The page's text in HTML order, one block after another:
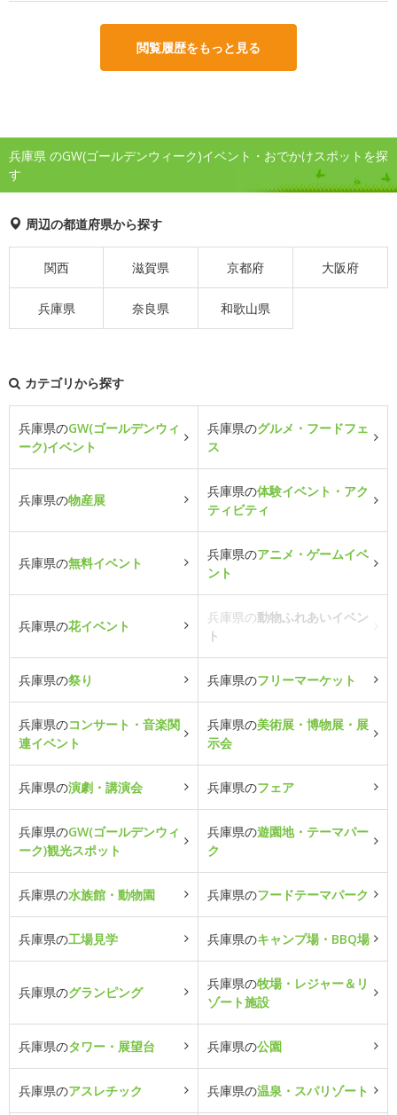
閲覧履歴をもっと見る
兵庫県 のGW(ゴールデンウィーク)イベント・おでかけスポットを探
す
周辺の都道府県から探す
関西 滋賀県 京都府 大阪府
兵庫県 奈良県 和歌山県
カテゴリから探す
兵庫県のGW(ゴールデンウィ
ーク)イベント
兵庫県のグルメ・フードフェ
ス
兵庫県の物産展
兵庫県の体験イベント・アク
ティビティ
兵庫県の無料イベント
兵庫県のアニメ・ゲームイベ
ント
兵庫県の花イベント
兵庫県の動物ふれあいイベン
ト
兵庫県の祭り 兵庫県のフリーマーケット
兵庫県のコンサート・音楽関
連イベント
兵庫県の美術展・博物展・展
示会
兵庫県の演劇・講演会 兵庫県のフェア
兵庫県のGW(ゴールデンウィ
ーク)観光スポット
兵庫県の遊園地・テーマパー
ク
兵庫県の水族館・動物園 兵庫県のフードテーマパーク
兵庫県の工場見学 兵庫県のキャンプ場・BBQ場
兵庫県のグランピング
兵庫県の牧場・レジャー＆リ
ゾート施設
兵庫県のタワー・展望台 兵庫県の公園
兵庫県のアスレチック 兵庫県の温泉・スパリゾート